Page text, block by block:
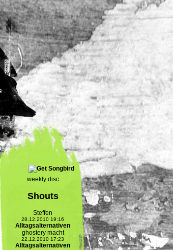
weekly disc
Shouts
Steffen
28.12.2010 19:16
Alltagsalternativen
ghostery macht
22.12.2010 17:23
Alltagsalternativen